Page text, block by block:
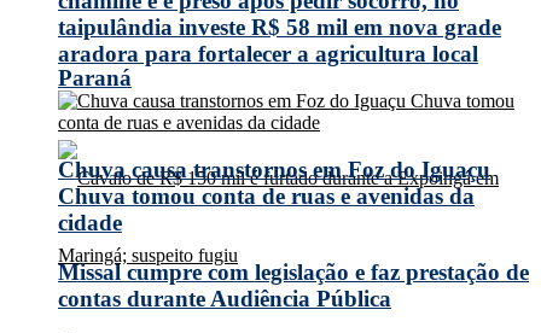
Paraná
taipulândia investe R$ 58 mil em nova grade
aradora para fortalecer a agricultura local
Chuva causa transtornos em Foz do Iguaçu
Chuva tomou conta de ruas e avenidas da
cidade
Missal cumpre com legislação e faz prestação de
contas durante Audiência Pública